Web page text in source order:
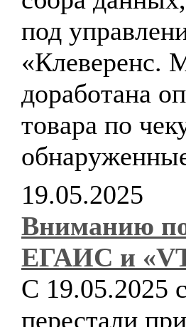
под
«Клеверенс.
доработана
товара по
19.05.2025
Вниманию
ЕГАИС и
С 19.05.2025
перестали